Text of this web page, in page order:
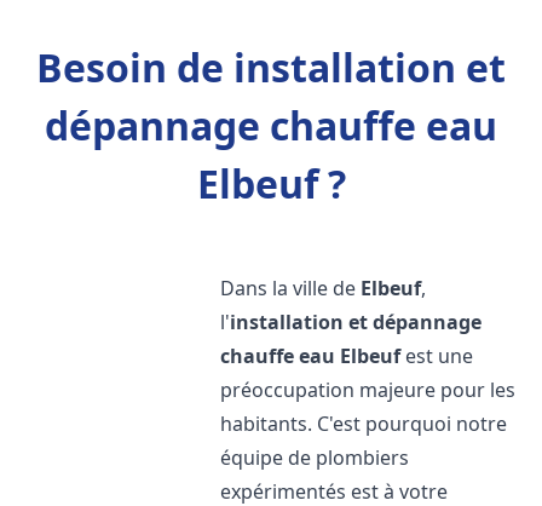
Besoin de installation et
dépannage chauffe eau
Elbeuf ?
Dans la ville de Elbeuf,
l'installation et dépannage
chauffe eau Elbeufest une
préoccupation majeure pour les
habitants. C'est pourquoi notre
équipe de plombiers
expérimentés est à votre